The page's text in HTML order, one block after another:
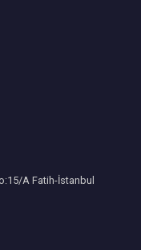
A Fatih-İstanbul